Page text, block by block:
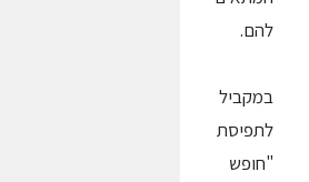
להם.
במקביל
לתפיסת
"חופש